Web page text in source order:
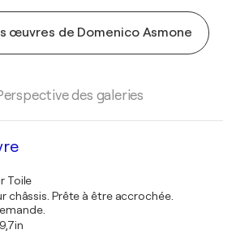
œuvres de Domenico Asmone
des galeries
Toile
châssis. Prête à être accrochée.